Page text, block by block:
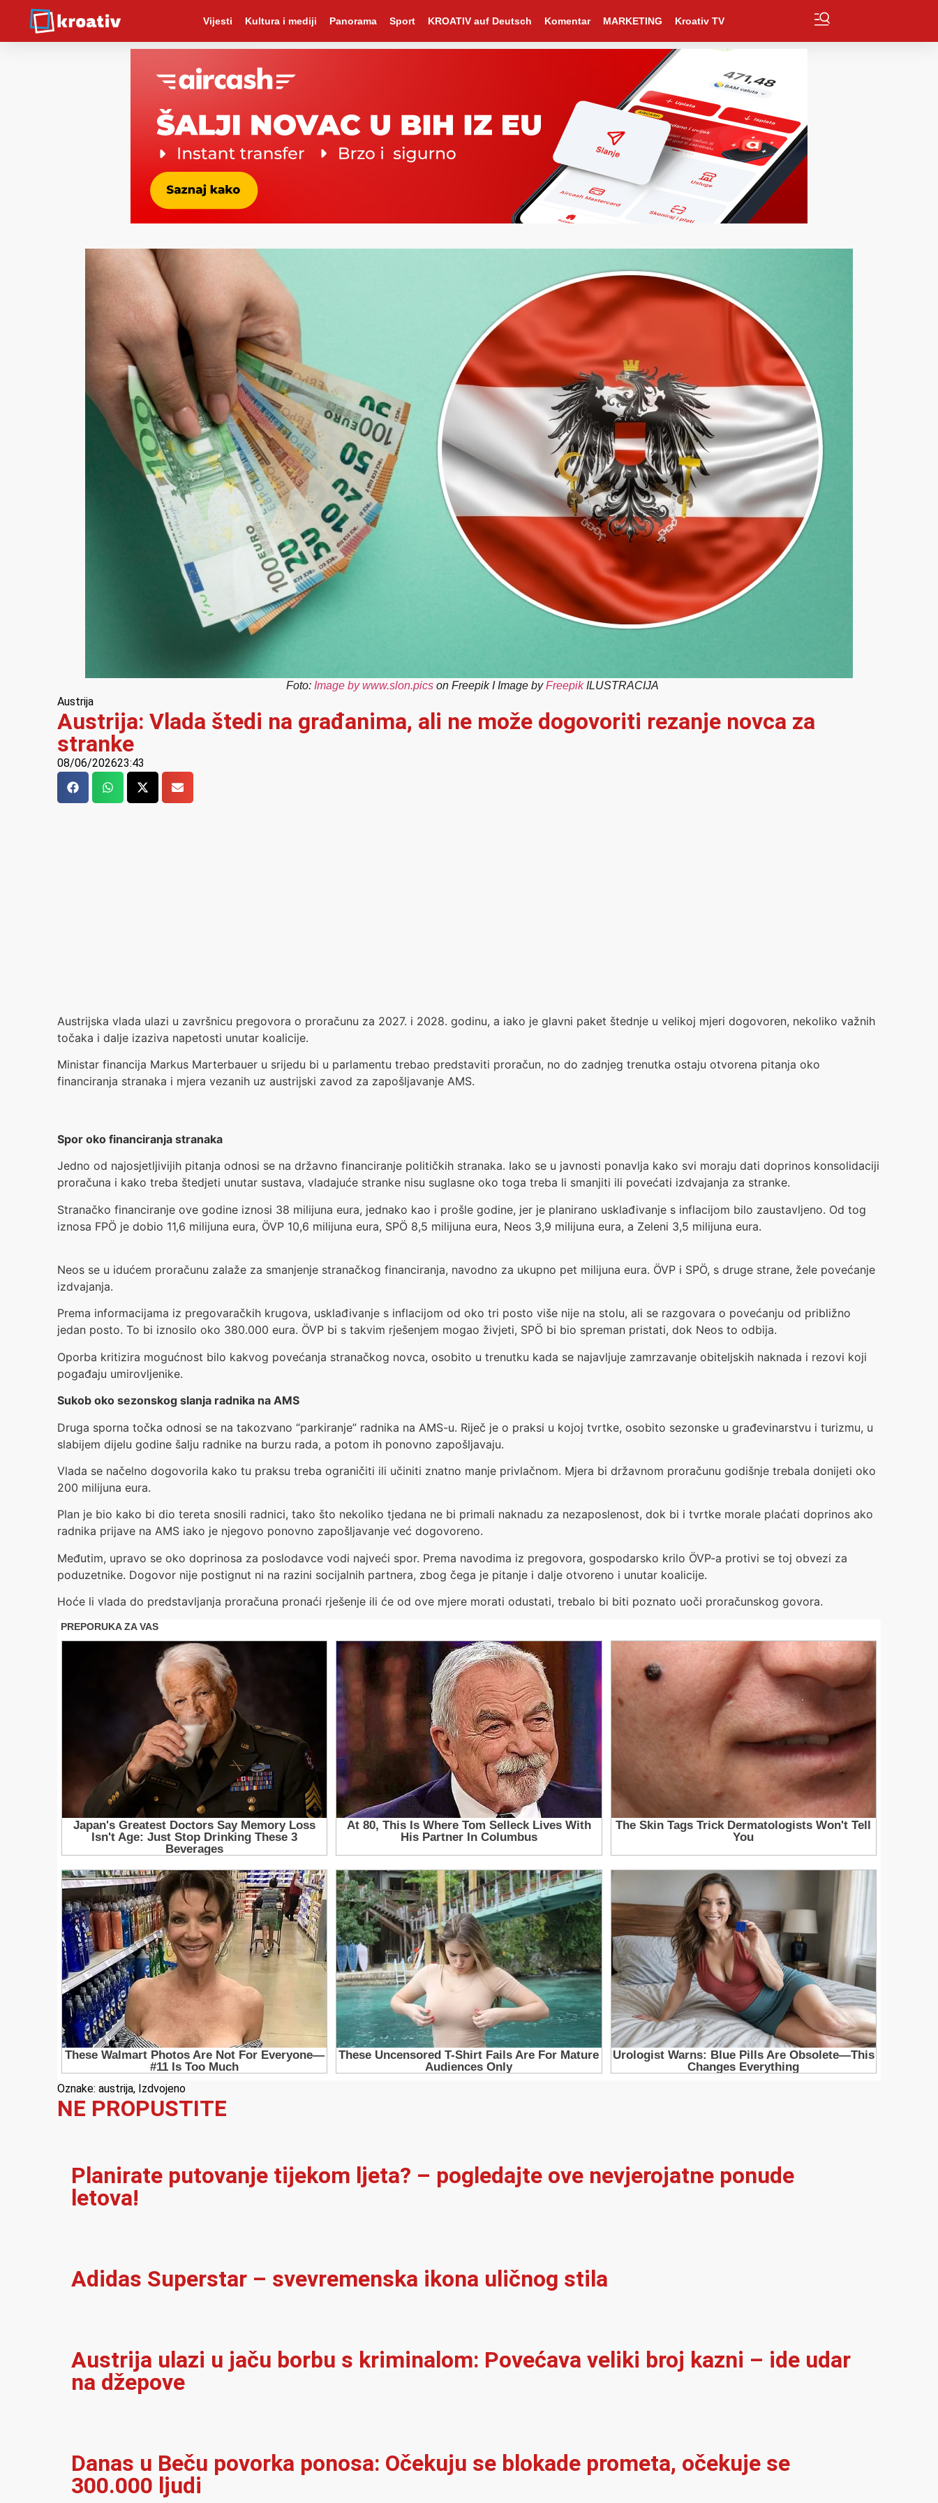
Vijesti Kultura i mediji Panorama Sport KROATIV auf Deutsch Komentar MARKETING Kroativ TV
Foto: Image by www.slon.pics on Freepik I Image byFreepikILUSTRACIJA
Austrija
Austrija: Vlada štedi na građanima, ali ne može dogovoriti rezanje novca za
stranke
08/06/202623:43
Austrijska vlada ulazi u završnicu pregovora o proračunu za 2027. i 2028. godinu, a iako je glavni paket štednje u velikoj mjeri dogovoren, nekoliko važnih
točaka i dalje izaziva napetosti unutar koalicije.
Ministar financija Markus Marterbauer u srijedu bi u parlamentu trebao predstaviti proračun, no do zadnjeg trenutka ostaju otvorena pitanja oko
financiranja stranaka i mjera vezanih uz austrijski zavod za zapošljavanje AMS.
Spor oko financiranja stranaka
Jedno od najosjetljivijih pitanja odnosi se na državno financiranje političkih stranaka. Iako se u javnosti ponavlja kako svi moraju dati doprinos konsolidaciji
proračuna i kako treba štedjeti unutar sustava, vladajuće stranke nisu suglasne oko toga treba li smanjiti ili povećati izdvajanja za stranke.
Stranačko financiranje ove godine iznosi 38 milijuna eura, jednako kao i prošle godine, jer je planirano usklađivanje s inflacijom bilo zaustavljeno. Od tog
iznosa FPÖ je dobio 11,6 milijuna eura, ÖVP 10,6 milijuna eura, SPÖ 8,5 milijuna eura, Neos 3,9 milijuna eura, a Zeleni 3,5 milijuna eura.
Neos se u idućem proračunu zalaže za smanjenje stranačkog financiranja, navodno za ukupno pet milijuna eura. ÖVP i SPÖ, s druge strane, žele povećanje
izdvajanja.
Prema informacijama iz pregovaračkih krugova, usklađivanje s inflacijom od oko tri posto više nije na stolu, ali se razgovara o povećanju od približno
jedan posto. To bi iznosilo oko 380.000 eura. ÖVP bi s takvim rješenjem mogao živjeti, SPÖ bi bio spreman pristati, dok Neos to odbija.
Oporba kritizira mogućnost bilo kakvog povećanja stranačkog novca, osobito u trenutku kada se najavljuje zamrzavanje obiteljskih naknada i rezovi koji
pogađaju umirovljenike.
Sukob oko sezonskog slanja radnika na AMS
Druga sporna točka odnosi se na takozvano “parkiranje” radnika na AMS-u. Riječ je o praksi u kojoj tvrtke, osobito sezonske u građevinarstvu i turizmu, u
slabijem dijelu godine šalju radnike na burzu rada, a potom ih ponovno zapošljavaju.
Vlada se načelno dogovorila kako tu praksu treba ograničiti ili učiniti znatno manje privlačnom. Mjera bi državnom proračunu godišnje trebala donijeti oko
200 milijuna eura.
Plan je bio kako bi dio tereta snosili radnici, tako što nekoliko tjedana ne bi primali naknadu za nezaposlenost, dok bi i tvrtke morale plaćati doprinos ako
radnika prijave na AMS iako je njegovo ponovno zapošljavanje već dogovoreno.
Međutim, upravo se oko doprinosa za poslodavce vodi najveći spor. Prema navodima iz pregovora, gospodarsko krilo ÖVP-a protivi se toj obvezi za
poduzetnike. Dogovor nije postignut ni na razini socijalnih partnera, zbog čega je pitanje i dalje otvoreno i unutar koalicije.
Hoće li vlada do predstavljanja proračuna pronaći rješenje ili će od ove mjere morati odustati, trebalo bi biti poznato uoči proračunskog govora.
Oznake: austrija, Izdvojeno
NE PROPUSTITE
Planirate putovanje tijekom ljeta? – pogledajte ove nevjerojatne ponude
letova!
Adidas Superstar – svevremenska ikona uličnog stila
Austrija ulazi u jaču borbu s kriminalom: Povećava veliki broj kazni – ide udar
na džepove
Danas u Beču povorka ponosa: Očekuju se blokade prometa, očekuje se
300.000 ljudi